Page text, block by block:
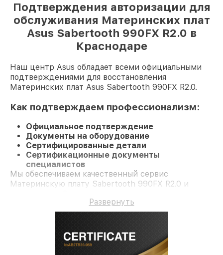
Подтверждения авторизации для
обслуживания Материнских плат
Asus Sabertooth 990FX R2.0 в
Краснодаре
Наш центр Asus обладает всеми официальными
подтверждениями для восстановления
Материнских плат Asus Sabertooth 990FX R2.0.
Как подтверждаем профессионализм:
Официальное подтверждение
Документы на оборудование
Сертифицированные детали
Сертификационные документы
специалистов
Мы обеспечиваем качественный сервис
Материнскую плату Sabertooth 990FX R2.0 и
Развернуть